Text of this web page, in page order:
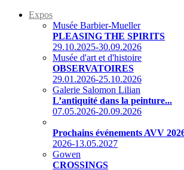
Expos
Musée Barbier-Mueller
PLEASING THE SPIRITS
29.10.2025-30.09.2026
Musée d'art et d'histoire
OBSERVATOIRES
29.01.2026-25.10.2026
Galerie Salomon Lilian
L’antiquité dans la peinture...
07.05.2026-20.09.2026
Prochains événements AVV
2026-13.05.2027
Gowen
CROSSINGS